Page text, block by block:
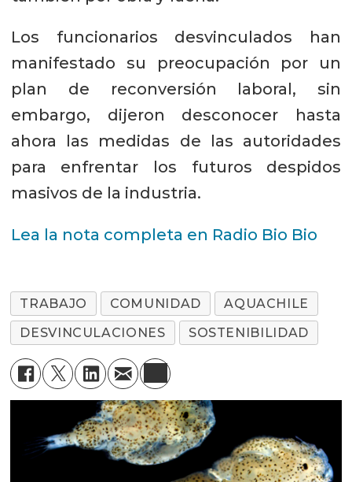
Los funcionarios desvinculados han
manifestado su preocupación por un
plan de reconversión laboral, sin
embargo, dijeron desconocer hasta
ahora las medidas de las autoridades
para enfrentar los futuros despidos
masivos de la industria.
Lea la nota completa en Radio Bio Bio
TRABAJO COMUNIDAD
AQUACHILE
DESVINCULACIONES
SOSTENIBILIDAD